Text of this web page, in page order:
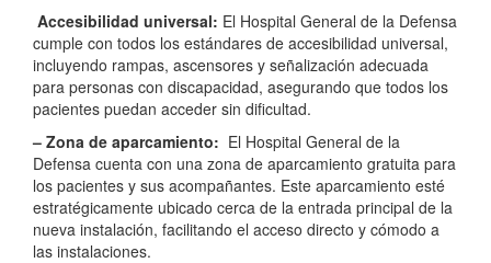
Accesibilidad universal: El Hospital General de la Defensa
cumple con todos los estándares de accesibilidad universal,
incluyendo rampas, ascensores y señalización adecuada
para personas con discapacidad, asegurando que todos los
pacientes puedan acceder sin dificultad.
– Zona de aparcamiento: El Hospital General de la
Defensa cuenta con una zona de aparcamiento gratuita para
los pacientes y sus acompañantes. Este aparcamiento esté
estratégicamente ubicado cerca de la entrada principal de la
nueva instalación, facilitando el acceso directo y cómodo a
las instalaciones.